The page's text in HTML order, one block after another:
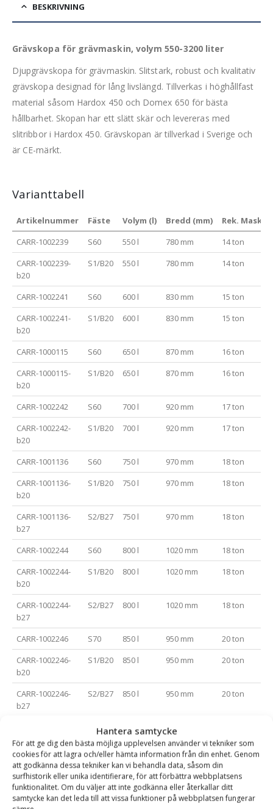
Hantera samtycke
För att ge dig den bästa möjliga upplevelsen använder vi tekniker som
cookies för att lagra och/eller hämta information från din enhet. Genom
att godkänna dessa tekniker kan vi behandla data, såsom din
surfhistorik eller unika identifierare, för att förbättra webbplatsens
funktionalitet. Om du väljer att inte godkänna eller återkallar ditt
samtycke kan det leda till att vissa funktioner på webbplatsen fungerar
BESKRIVNING
Grävskopa för grävmaskin, volym 550-3200 liter
Djupgrävskopa för grävmaskin. Slitstark, robust och kvalitativ
grävskopa designad för lång livslängd. Tillverkas i höghållfast
material såsom Hardox 450 och Domex 650 för bästa
hållbarhet. Skopan har ett slätt skär och levereras med
slitribbor i Hardox 450. Grävskopan är tillverkad i Sverige och
är CE-märkt.
Varianttabell
Artikelnummer Fäste Volym (l) Bredd (mm)
Rek.
CARR-1002239
S60 550 l 780 mm
14 ton
CARR-1002239-
b20
S1/B20 550 l 780 mm 14 ton
CARR-1002241 S60 600 l 830 mm
15 ton
CARR-1002241-
b20
S1/B20 600 l 830 mm 15 ton
CARR-1000115 S60 650 l 870 mm
16 ton
CARR-1000115-
b20
S1/B20 650 l 870 mm 16 ton
CARR-1002242 S60 700 l 920 mm
17 ton
CARR-1002242-
b20
S1/B20 700 l 920 mm 17 ton
CARR-1001136 S60 750 l 970 mm
18 ton
CARR-1001136-
b20
S1/B20 750 l 970 mm 18 ton
CARR-1001136-
b27
S2/B27 750 l 970 mm 18 ton
CARR-1002244 S60 800 l 1020 mm
18 ton
CARR-1002244-
b20
S1/B20 800 l 1020 mm 18 ton
CARR-1002244-
b27
S2/B27 800 l 1020 mm 18 ton
CARR-1002246 S70 850 l 950 mm
20 ton
CARR-1002246-
b20
S1/B20 850 l 950 mm 20 ton
CARR-1002246-
b27
S2/B27 850 l 950 mm 20 ton
S70 900 l 1000 mm
CARR-1002248-
b20
S1/B20 900 l 1000 mm 21 ton
CARR-1002248-
b27
S2/B27 900 l 1000 mm 21 ton